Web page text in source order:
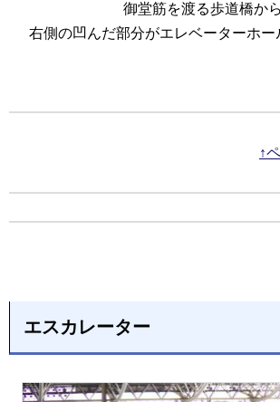
御堂筋を渡る歩道橋から
右側の凹んだ部分がエレベーターホ
↑
エスカレーター